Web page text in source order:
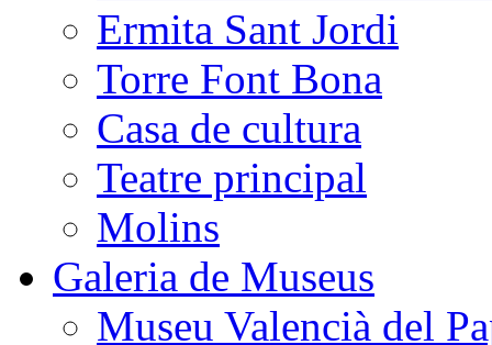
Ermita Sant Jordi
Torre Font Bona
Casa de cultura
Teatre principal
Molins
Galeria de Museus
Museu Valencià del